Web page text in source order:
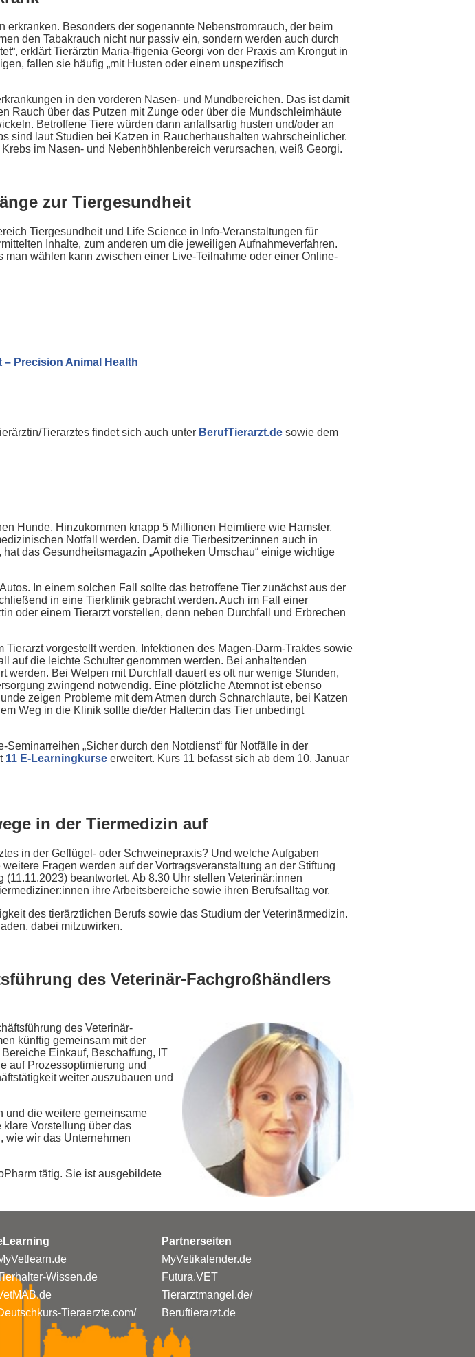
Besonders der sogenannte Nebenstromrauch, der beim
den Tabakrauch nicht nur passiv ein, sondern werden auch durch
erklärt Tierärztin Maria-Ifigenia Georgi von der Praxis am Krongut in
fallen sie häufig „mit Husten oder einem unspezifisch
in den vorderen Nasen- und Mundbereichen. Das ist damit
Rauch über das Putzen mit Zunge oder über die Mundschleimhäute
Betroffene Tiere würden dann anfallsartig husten und/oder an
sind laut Studien bei Katzen in Raucherhaushalten wahrscheinlicher.
im Nasen- und Nebenhöhlenbereich verursachen, weiß Georgi.
zur Tiergesundheit
Tiergesundheit und Life Science in Info-Veranstaltungen für
Inhalte, zum anderen um die jeweiligen Aufnahmeverfahren.
wählen kann zwischen einer Live-Teilnahme oder einer Online-
Precision Animal Health
Tierarztes findet sich auch unter BerufTierarzt.de sowie dem
Hunde. Hinzukommen knapp 5 Millionen Heimtiere wie Hamster,
Notfall werden. Damit die Tierbesitzer:innen auch in
das Gesundheitsmagazin „Apotheken Umschau“ einige wichtige
In einem solchen Fall sollte das betroffene Tier zunächst aus der
in eine Tierklinik gebracht werden. Auch im Fall einer
oder einem Tierarzt vorstellen, denn neben Durchfall und Erbrechen
vorgestellt werden. Infektionen des Magen-Darm-Traktes sowie
auf die leichte Schulter genommen werden. Bei anhaltenden
Bei Welpen mit Durchfall dauert es oft nur wenige Stunden,
zwingend notwendig. Eine plötzliche Atemnot ist ebenso
zeigen Probleme mit dem Atmen durch Schnarchlaute, bei Katzen
Weg in die Klinik sollte die/der Halter:in das Tier unbedingt
Seminarreihen „Sicher durch den Notdienst“ für Notfälle in der
11 E-Learningkurse erweitert. Kurs 11 befasst sich ab dem 10. Januar
in der Tiermedizin auf
in der Geflügel- oder Schweinepraxis? Und welche Aufgaben
Fragen werden auf der Vortragsveranstaltung an der Stiftung
beantwortet. Ab 8.30 Uhr stellen Veterinär:innen
ihre Arbeitsbereiche sowie ihren Berufsalltag vor.
des tierärztlichen Berufs sowie das Studium der Veterinärmedizin.
dabei mitzuwirken.
des Veterinär-Fachgroßhändlers
des Veterinär-
künftig gemeinsam mit der
Einkauf, Beschaffung, IT
auf Prozessoptimierung und
weiter auszubauen und
und die weitere gemeinsame
klare Vorstellung über das
wie wir das Unternehmen
tätig. Sie ist ausgebildete
Wissen.de
Tieraerzte.com/
Partnerseiten
MyVetikalender.de
Futura.VET
Tierarztmangel.de/
Beruftierarzt.de